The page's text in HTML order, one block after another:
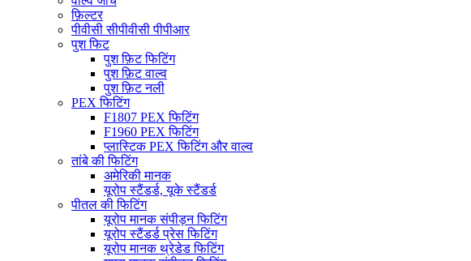
फ़िल्टर
पीवीसी सीपीवीसी पीपीआर
पुश फिट
पुश फ़िट फिटिंग
पुश फ़िट वाल्व
पुश फ़िट नली
PEX फिटिंग
F1807 PEX फिटिंग
F1960 PEX फिटिंग
प्लास्टिक PEX फिटिंग और वाल्व
तांबे की फिटिंग
अमेरिकी मानक
यूरोप स्टैंडर्ड, यूके स्टैंडर्ड
पीतल की फिटिंग
यूरोप मानक संपीड़न फिटिंग
यूरोप स्टैंडर्ड प्रेस फिटिंग
यूरोप मानक थ्रेडेड फिटिंग